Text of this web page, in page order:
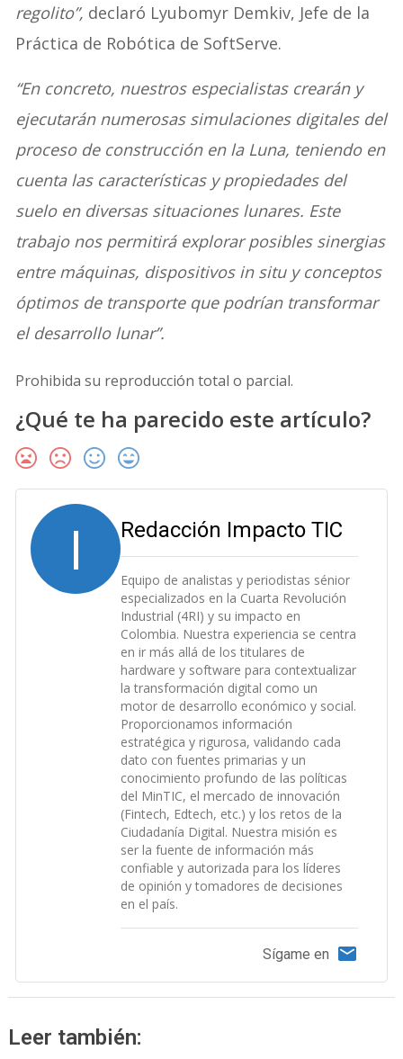
regolito”, declaró Lyubomyr Demkiv, Jefe de la
Práctica de Robótica de SoftServe.
“En concreto, nuestros especialistas crearán y
ejecutarán numerosas simulaciones digitales del
proceso de construcción en la Luna, teniendo en
cuenta las características y propiedades del
suelo en diversas situaciones lunares. Este
trabajo nos permitirá explorar posibles sinergias
entre máquinas, dispositivos in situ y conceptos
óptimos de transporte que podrían transformar
el desarrollo lunar”.
Prohibida su reproducción total o parcial.
¿Qué te ha parecido este artículo?
I Redacción Impacto TIC
Equipo de analistas y periodistas sénior
especializados en la Cuarta Revolución
Industrial (4RI) y su impacto en
Colombia. Nuestra experiencia se centra
en ir más allá de los titulares de
hardware y software para contextualizar
la transformación digital como un
motor de desarrollo económico y social.
Proporcionamos información
estratégica y rigurosa, validando cada
dato con fuentes primarias y un
conocimiento profundo de las políticas
del MinTIC, el mercado de innovación
(Fintech, Edtech, etc.) y los retos de la
Ciudadanía Digital. Nuestra misión es
ser la fuente de información más
confiable y autorizada para los líderes
de opinión y tomadores de decisiones
en el país.
Sígame en
Leer también: